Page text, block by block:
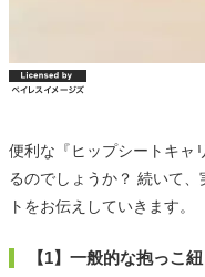
便利な『ヒップシートキャ
るのでしょうか？ 続いて
トをお伝えしていきます。
【1】一般的な抱っこ